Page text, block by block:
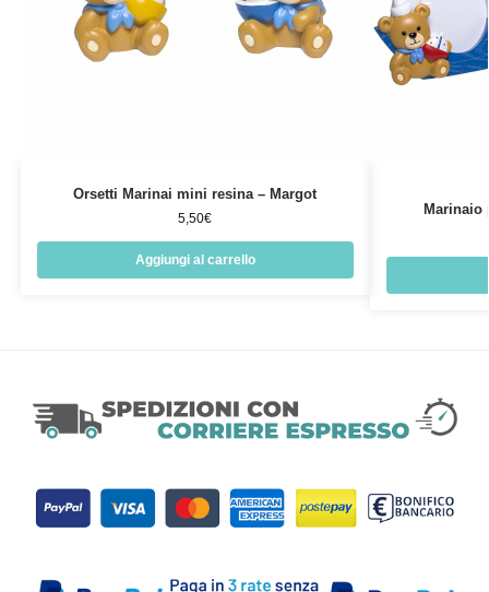
Orsetti Marinai mini resina – Margot
5,50€
Aggiungi al carrello
Marinaio